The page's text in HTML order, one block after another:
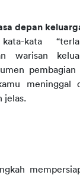
depan
kata
warisan
meninggal
jelas.